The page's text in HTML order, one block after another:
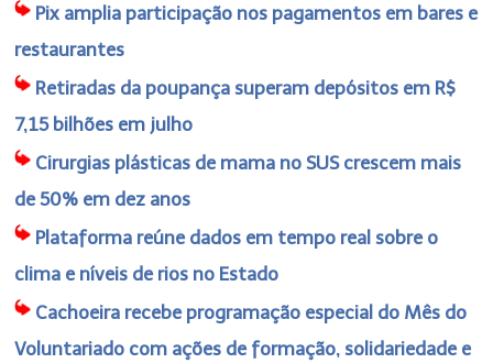
Pix amplia participação nos pagamentos em bares e
restaurantes
Retiradas da poupança superam depósitos em R$
7,15 bilhões em julho
Cirurgias plásticas de mama no SUS crescem mais
de 50% em dez anos
Plataforma reúne dados em tempo real sobre o
clima e níveis de rios no Estado
Cachoeira recebe programação especial do Mês do
Voluntariado com ações de formação, solidariedade e